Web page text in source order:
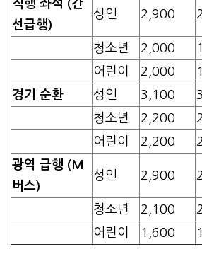
직행 좌석 (간
선급행)
성인 2,900
청소년 2,000
어린이
2,000
경기 순환
성인 3,100
청소년
2,200
어린이
2,200
광역 급행 (M
버스)
성인 2,900
청소년 2,100
어린이
1,600